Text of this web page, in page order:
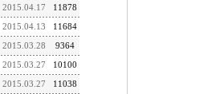
2015.04.17 11878
2015.04.13 11684
2015.03.28 9364
2015.03.27 10100
2015.03.27 11038